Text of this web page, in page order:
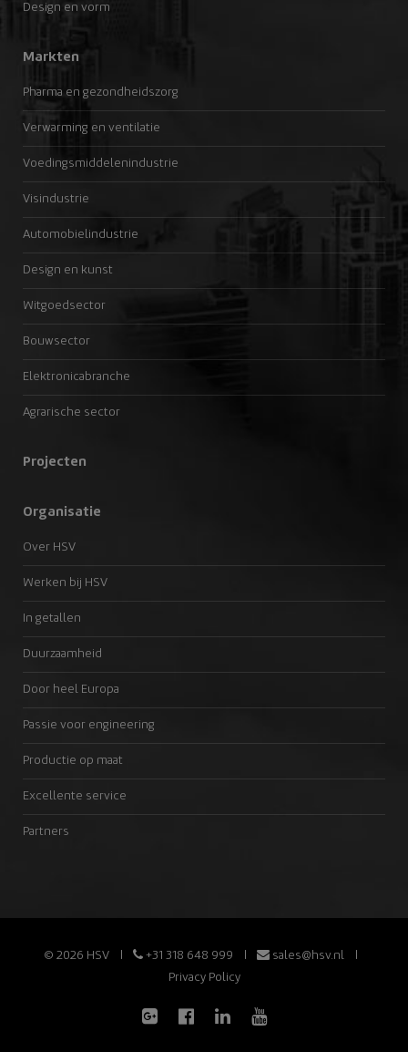
Design en vorm
Markten
Pharma en gezondheidszorg
Verwarming en ventilatie
Voedingsmiddelenindustrie
Visindustrie
Automobielindustrie
Design en kunst
Witgoedsector
Bouwsector
Elektronicabranche
Agrarische sector
Projecten
Organisatie
Over HSV
Werken bij HSV
In getallen
Duurzaamheid
Door heel Europa
Passie voor engineering
Productie op maat
Excellente service
Partners
© 2026 HSV +31 318 648 999
sales@hsv.nl
Privacy Policy